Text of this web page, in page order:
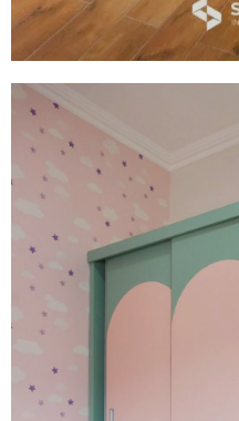
Bedroom Set